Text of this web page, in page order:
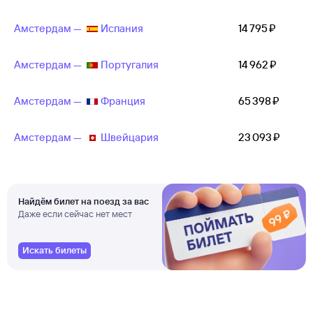
Амстердам — Испания 14 ⁠795 ⁠₽
Амстердам — Португалия 14 ⁠962 ⁠₽
Амстердам — Франция 65 ⁠398 ⁠₽
Амстердам — Швейцария 23 ⁠093 ⁠₽
Найдём билет на поезд за вас
Даже если сейчас нет мест
Искать билеты